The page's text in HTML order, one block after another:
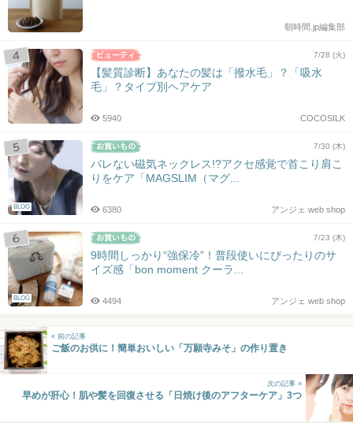
朝時間.jp編集部
7/28 (火)
【髪質診断】あなたの髪は「撥水毛」？「吸水
毛」？タイプ別ヘアケア
COCOSILK
5940
BLOG
7/30 (木)
バレない磁気ネックレス!?アクセ感覚で首こり肩こ
りをケア「MAGSLIM（マグ...
アンジェ web shop
6380
BLOG
7/23 (木)
9時間しっかり“強保冷”！普段使いにぴったりのサ
イズ感「bon moment クーラ...
アンジェ web shop
4494
« 前の記事
ご飯のお供に！簡単おいしい「万願寺みそ」の作り置き
次の記事 »
早めが肝心！肌や髪を回復させる「日焼け後のアフターケア」3つ